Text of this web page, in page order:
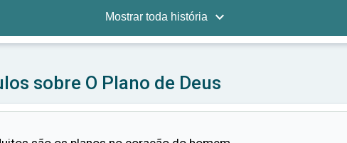
se passaram, e a humanidade continuou a viver em
amor de Deus e, finalmente, morreu na cruz para pagar o preço
Mostrar toda história 
sobre O Plano de Deus